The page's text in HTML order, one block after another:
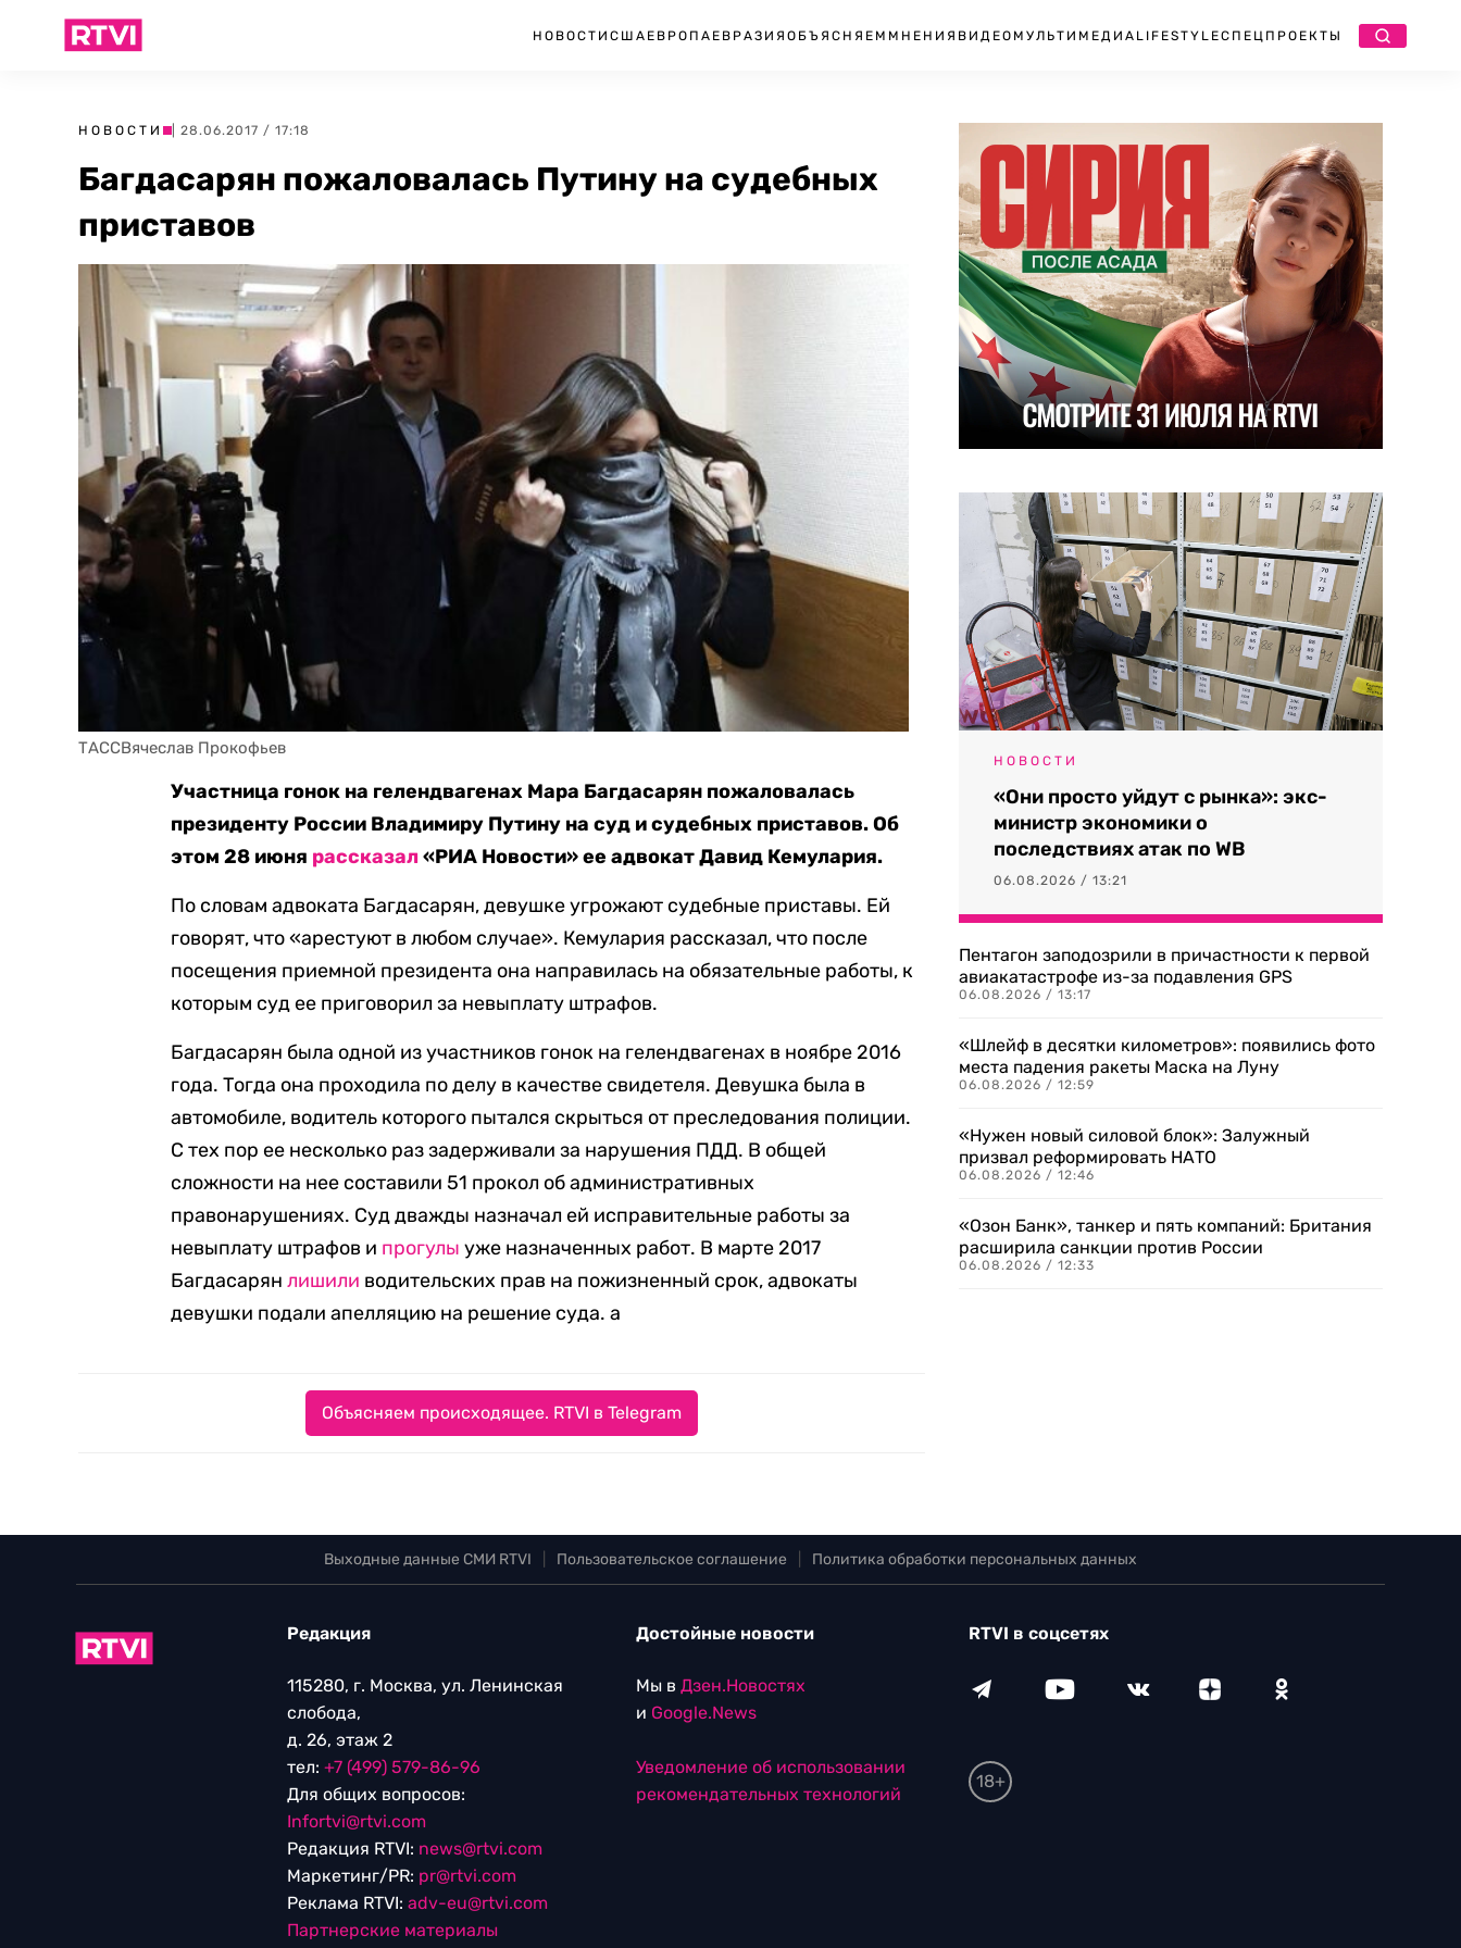
НОВОСТИ США ЕВРОПА ЕВРАЗИЯ ОБЪЯСНЯЕМ МНЕНИЯ ВИДЕО МУЛЬТИМЕДИА LIFESTYLEСПЕЦПРОЕКТЫ
НОВОСТИ | 28.06.2017 / 17:18
Багдасарян пожаловалась Путину на судебных
приставов
ТАССВячеслав Прокофьев
Участница гонок на гелендвагенах Мара Багдасарян пожаловалась
президенту России Владимиру Путину на суд и судебных приставов. Об
этом 28 июня рассказал«РИА Новости» ее адвокат Давид Кемулария.
По словам адвоката Багдасарян, девушке угрожают судебные приставы. Ей
говорят, что «арестуют в любом случае». Кемулария рассказал, что после
посещения приемной президента она направилась на обязательные работы, к
которым суд ее приговорил за невыплату штрафов.
Багдасарян была одной из участников гонок на гелендвагенах в ноябре 2016
года. Тогда она проходила по делу в качестве свидетеля. Девушка была в
автомобиле, водитель которого пытался скрыться от преследования полиции.
С тех пор ее несколько раз задерживали за нарушения ПДД. В общей
сложности на нее составили 51 прокол об административных
правонарушениях. Суд дважды назначал ей исправительные работы за
невыплату штрафов и прогулы уже назначенных работ. В марте 2017
Багдасарянлишили водительских прав на пожизненный срок, адвокаты
девушки подали апелляцию на решение суда. а
Объясняем происходящее. RTVI в Telegram
НОВОСТИ
«Они просто уйдут с рынка»: экс-
министр экономики о
последствиях атак по WB
06.08.2026 / 13:21
Пентагон заподозрили в причастности к первой
авиакатастрофе из-за подавления GPS
06.08.2026 / 13:17
«Шлейф в десятки километров»: появились фото
места падения ракеты Маска на Луну
06.08.2026 / 12:59
«Нужен новый силовой блок»: Залужный
призвал реформировать НАТО
06.08.2026 / 12:46
«Озон Банк», танкер и пять компаний: Британия
расширила санкции против России
06.08.2026 / 12:33
Выходные данные СМИ RTVI Пользовательское соглашение Политика обработки персональных данных
Редакция
115280, г. Москва, ул. Ленинская
слобода,
д. 26, этаж 2
тел: +7 (499) 579-86-96
Для общих вопросов:
Infortvi@rtvi.com
Редакция RTVI: news@rtvi.com
Маркетинг/PR: pr@rtvi.com
Реклама RTVI: adv-eu@rtvi.com
Партнерские материалы
Достойные новости
Мы в Дзен.Новостях
и Google.News
Уведомление об использовании
рекомендательных технологий
RTVI в соцсетях
18+